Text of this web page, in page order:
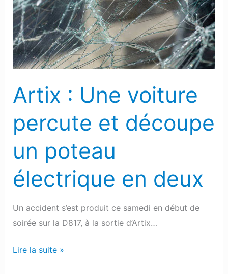
Artix : Une voiture
percute et découpe
un poteau
électrique en deux
Un accident s’est produit ce samedi en début de
soirée sur la D817, à la sortie d’Artix…
voiture
percute
et
découpe
un
électrique
deux
Lire la suite »